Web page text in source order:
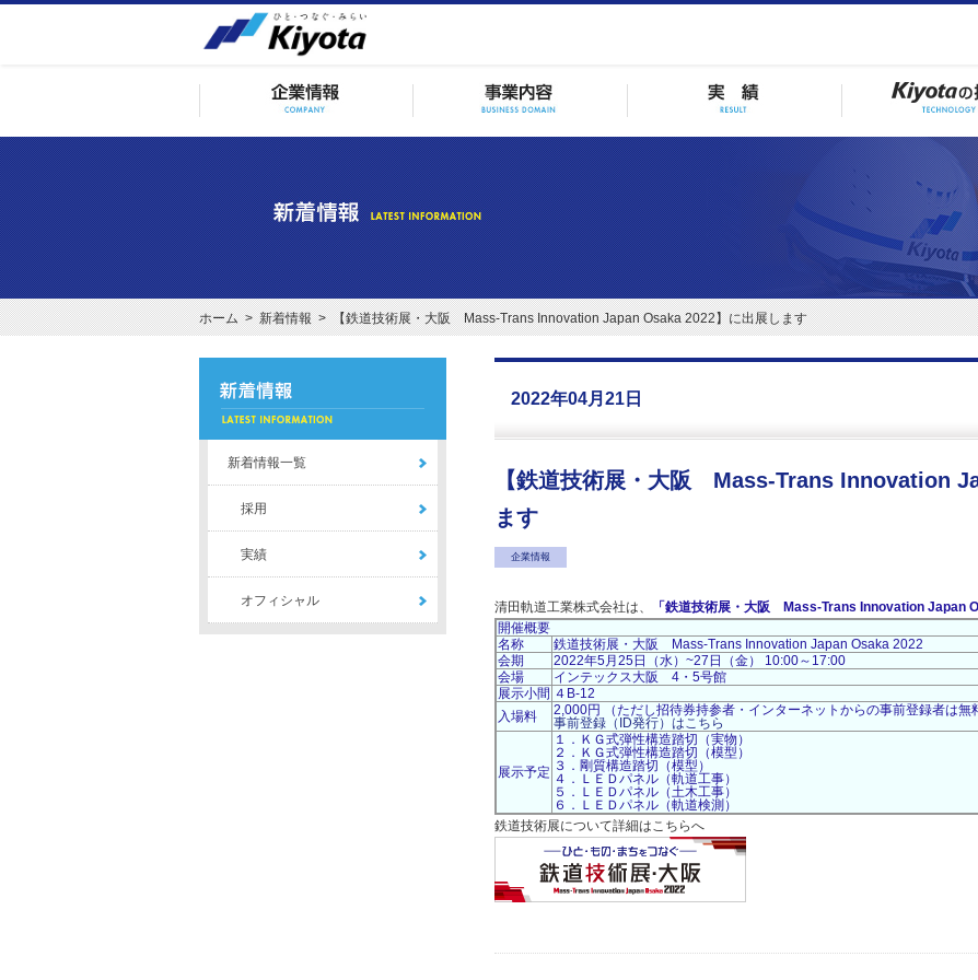
ホーム>新着情報> 【鉄道技術展・大阪 Mass-Trans Innovation Japan Osaka 2022】に出展します
2022年04月21日
【鉄道技術展・大阪 Mass-Trans Innovation
ます
企業情報
清田軌道工業株式会社は、 「鉄道技術展・大阪 Mass-Trans Innovation Japan
開催概要
名称
鉄道技術展・大阪 Mass-Trans Innovation Japan Osaka 2022
会期
2022年5月25日（水）~27日（金） 10:00～17:00
会場
インテックス大阪 4・5号館
展示小間 ４B-12
入場料
2,000円 （ただし招待券持参者・インターネットからの事前登録者は
事前登録（ID発行）はこちら
展示予定
１．ＫＧ式弾性構造踏切（実物）
２．ＫＧ式弾性構造踏切（模型）
３．剛質構造踏切（模型）
４．ＬＥＤパネル（軌道工事）
５．ＬＥＤパネル（土木工事）
６．ＬＥＤパネル（軌道検測）
鉄道技術展について詳細はこちらへ
新着情報一覧
採用
実績
オフィシャル